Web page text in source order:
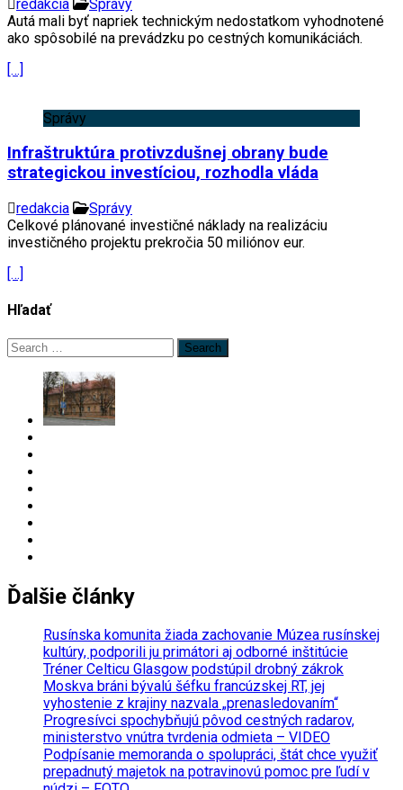
redakcia
Správy
Autá mali byť napriek technickým nedostatkom vyhodnotené
ako spôsobilé na prevádzku po cestných komunikáciách.
[…]
Správy
Infraštruktúra protivzdušnej obrany bude
strategickou investíciou, rozhodla vláda
redakcia
Správy
Celkové plánované investičné náklady na realizáciu
investičného projektu prekročia 50 miliónov eur.
[…]
Hľadať
Search
for:
Ďalšie články
Rusínska komunita žiada zachovanie Múzea rusínskej
kultúry, podporili ju primátori aj odborné inštitúcie
Tréner Celticu Glasgow podstúpil drobný zákrok
Moskva bráni bývalú šéfku francúzskej RT, jej
vyhostenie z krajiny nazvala „prenasledovaním“
Progresívci spochybňujú pôvod cestných radarov,
ministerstvo vnútra tvrdenia odmieta – VIDEO
Podpísanie memoranda o spolupráci, štát chce využiť
prepadnutý majetok na potravinovú pomoc pre ľudí v